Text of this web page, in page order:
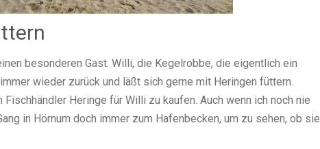
besonderen Gast. Willi, die Kegelrobbe, die eigentlich ein
wieder zurück und läßt sich gerne mit Heringen füttern.
Heringe für Willi zu kaufen. Auch wenn ich noch nie
in Hörnum doch immer zum Hafenbecken, um zu sehen, ob sie